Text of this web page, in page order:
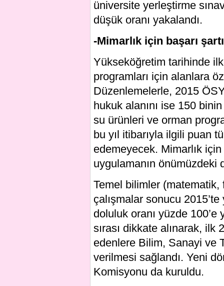
üniversite yerleştirme
düşük oranı yakalandı.
-Mimarlık için başarı
Yükseköğretim tarihinde
programları için alanlara
Düzenlemelerle, 2015
hukuk alanını ise 150
su ürünleri ve orman
bu yıl itibarıyla ilgili puan
edemeyecek. Mimarlık
uygulamanın
Temel bilimler
çalışmalar sonucu 2015’te
doluluk oranı yüzde 100’e
sırası dikkate alınarak, ilk
edenlere Bilim, Sanayi ve
verilmesi sağlandı. Yeni
Komisyonu da kuruldu.